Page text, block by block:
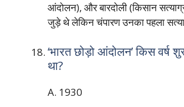
आंदोलन), और बारदोली (किसान
जुड़े थे लेकिन चंपारण उनका पहला
‘भारत छोड़ो आंदोलन’ किस वर्ष
था?
A. 1930